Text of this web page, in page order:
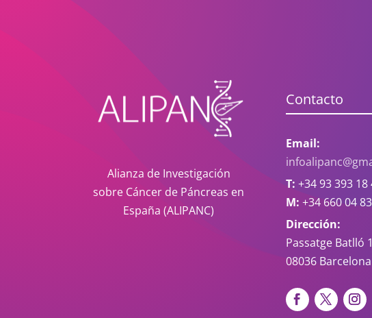
Alianza de Investigación
sobre Cáncer de Páncreas en
España (ALIPANC)
Contacto
Email:
T: +34 93 393 18
M: +34 660 04
Dirección:
Passatge Batlló
08036 Barcelona